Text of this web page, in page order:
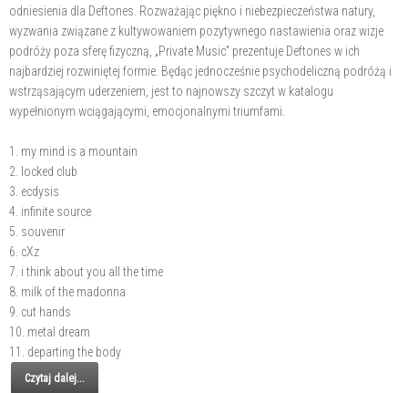
odniesienia dla Deftones. Rozważając piękno i niebezpieczeństwa natury,
wyzwania związane z kultywowaniem pozytywnego nastawienia oraz wizje
podróży poza sferę fizyczną, „Private Music” prezentuje Deftones w ich
najbardziej rozwiniętej formie. Będąc jednocześnie psychodeliczną podróżą i
wstrząsającym uderzeniem, jest to najnowszy szczyt w katalogu
wypełnionym wciągającymi, emocjonalnymi triumfami.
1. my mind is a mountain
2. locked club
3. ecdysis
4. infinite source
5. souvenir
6. cXz
7. i think about you all the time
8. milk of the madonna
9. cut hands
10. metal dream
11. departing the body
Czytaj dalej...